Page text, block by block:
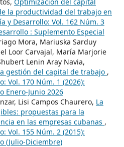
la productividad del trabajo en
y Desarrollo: Vol. 162 Núm. 3
: Suplemento Especial
Mora, Mariuska Sarduy
Loor Carvajal, María Marjorie
Lenin Aray Navia,
gestión del capital de trabajo ,
Vol. 170 Núm. 1 (2026):
Enero-Junio 2026
Lisi Campos Chaurero, La
propuestas para la
en las empresas cubanas ,
Vol. 155 Núm. 2 (2015):
(Julio-Diciembre)